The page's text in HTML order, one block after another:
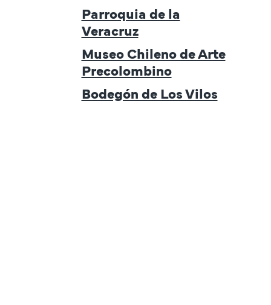
Parroquia de la
Veracruz
Museo Chileno de Arte
Precolombino
Bodegón de Los Vilos